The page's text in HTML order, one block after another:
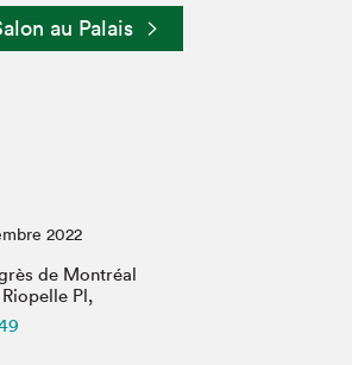
et en ligne
au Palais
2022
de Montréal
Riopelle Pl,